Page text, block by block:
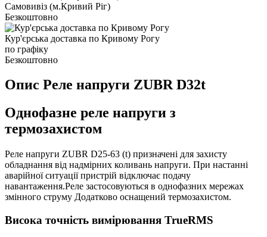
Самовивіз (м.Кривий Ріг)
Безкоштовно
Кур'єрська доставка по Кривому Рогу
по графіку
Безкоштовно
Опис Реле напруги ZUBR D32t
Однофазне реле напруги з
термозахистом
Реле напруги ZUBR D25-63 (t) призначені для захисту
обладнання від надмірних коливань напруги. При настанні
аварійної ситуації пристрій відключає подачу
навантаження.Реле застосовуються в однофазних мережах
змінного струму Додатково оснащений термозахистом.
Висока точність вимірювання TrueRMS